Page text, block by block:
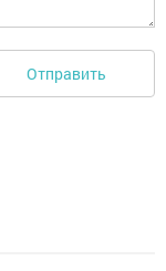
Отправить